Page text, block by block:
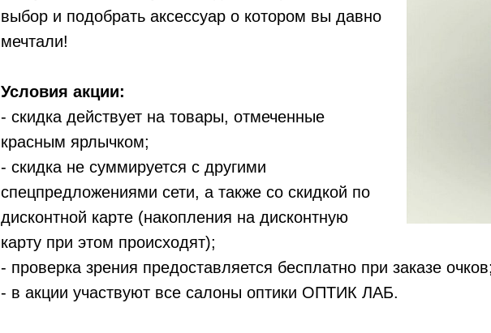
выбор и подобрать аксессуар о котором вы давно
мечтали!
Условия акции:
- скидка действует на товары, отмеченные
красным ярлычком;
- скидка не суммируется с другими
спецпредложениями сети, а также со скидкой по
дисконтной карте (накопления на дисконтную
карту при этом происходят);
- проверка зрения предоставляется бесплатно при заказе
- в акции участвуют все салоны оптики ОПТИК ЛАБ.